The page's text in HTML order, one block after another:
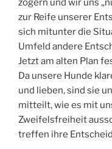
zögern und wir uns
zur Reife unserer
sich mitunter die
Umfeld andere
Jetzt am alten Plan
Da unsere Hunde
und lieben, sind sie
mitteilt, wie es mit
Zweifelsfreiheit
treffen ihre